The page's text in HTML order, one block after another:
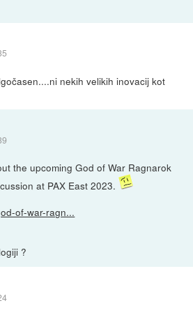
nekih velikih inovacij kot
the upcoming God of War Ragnarok
at PAX East 2023.
of-war-ragn...
?